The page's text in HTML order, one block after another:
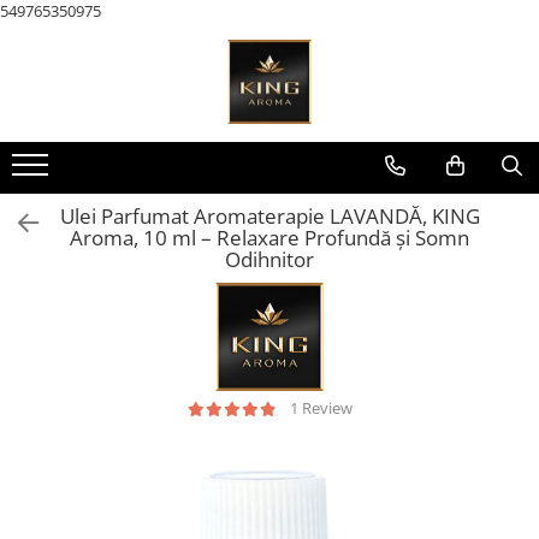
549765350975
Pachete Karoma
KAROMA Discovery – Seturi &
Testare
Pachete Uleiuri Parfumate
Pachete Uni 5 Uleiuri Parfumate
Ulei Parfumat Aromaterapie LAVANDĂ, KING
Aroma, 10 ml – Relaxare Profundă și Somn
Odihnitor
1 Review